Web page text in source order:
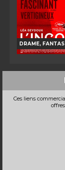
TOUT PUBLIC
DRAME,
Bande-
Ces liens